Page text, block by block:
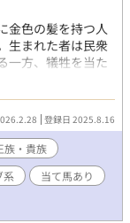
金色の髪を持つ人
生まれた者は民衆
一方、犠牲を当た
もまた雪のような
、地下の部屋で閉
生まれても、処刑
に、縁談の話が舞
三王子であるヴ
話は、同性婚に偏
の狭い思いをす
、雪国であるル
そのときが来た
登録日 2025.8.16
族・貴族
系
当て馬あり